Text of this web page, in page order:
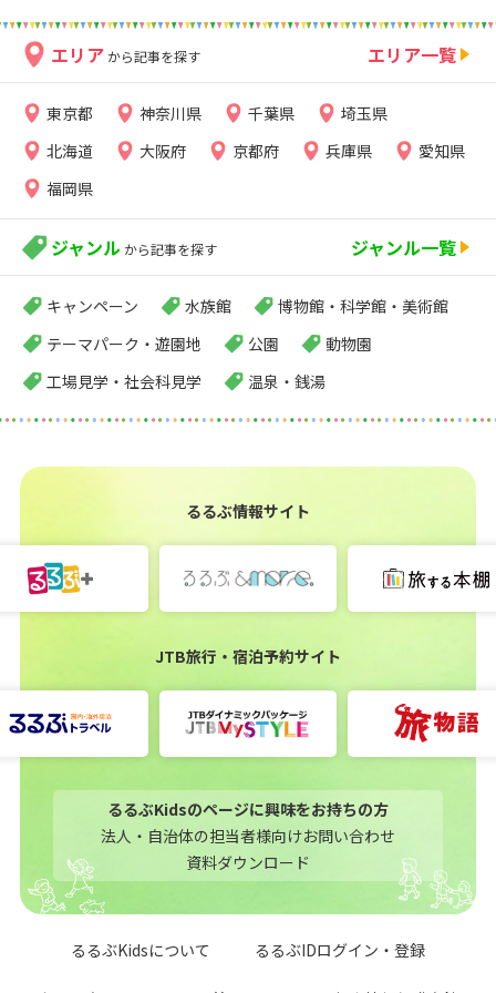
エリア から記事を探す エリア一覧
東京都 神奈川県 千葉県
埼玉県
北海道
大阪府 京都府 兵庫県
愛知県
福岡県
ジャンル から記事を探す ジャンル一覧
キャンペーン 水族館
博物館・科学館・美術館
テーマパーク・遊園地
公園
動物園
工場見学・社会科見学
温泉・銭湯
るるぶ情報サイト
JTB旅行・宿泊予約サイト
るるぶKidsのページに興味をお持ちの方
法人・自治体の担当者様向けお問い合わせ
資料ダウンロード
るるぶKidsについて るるぶIDログイン・登録